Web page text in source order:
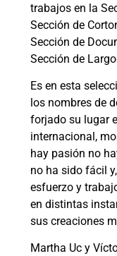
trabajos en la
Sección de
Sección de
Sección de
Es en esta
los nombres de
forjado su lugar
internacional,
hay pasión no
no ha sido fácil
esfuerzo y
en distintas
sus creaciones
Martha Uc y